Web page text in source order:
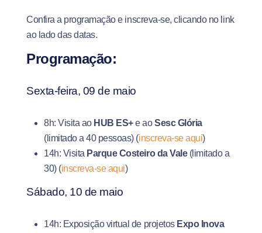
Confira a programação e inscreva-se, clicando no link
ao lado das datas.
Programação:
Sexta-feira, 09 de maio
8h: Visita ao HUB ES+e aoSesc Glória
(limitado a 40 pessoas) (inscreva-se aqui)
14h: Visita Parque Costeiro da Vale(limitado a
30) (inscreva-se aqui)
Sábado, 10 de maio
14h: Exposição virtual de projetos Expo Inova